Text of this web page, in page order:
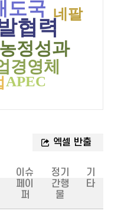
협력
도국
농정성과
경영체
APEC
네팔
이슈
페이
퍼
정기
간행
물
기
타